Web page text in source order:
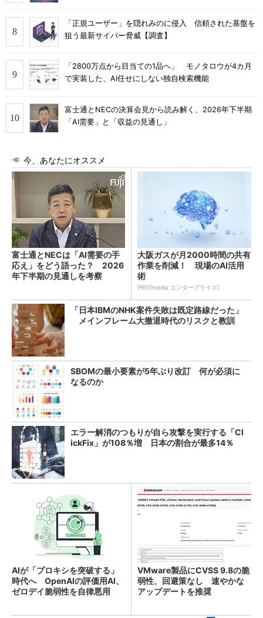
「正規ユーザー」を隠れみのに侵入 信頼された基盤を
狙う最新サイバー脅威【調査】
「2800万点から目当ての1品へ」 モノタロウが4カ月
で実装した、AI任せにしない独自検索機能
富士通とNECの決算会見から読み解く、2026年下半期
「AI需要」と「収益の見通し」
今、あなたにオススメ
富士通とNECは「AI需要の手
応え」をどう語った？ 2026
年下半期の見通しを考察
大阪ガスが月2000時間の共有
作業を削減！ 現場のAI活用
術
PR(ITmedia エンタープライズ)
「日本IBMのNHK案件失敗は既定路線だった」
メインフレーム大撤退時代のリスクと教訓
SBOMの最小要素が5年ぶり改訂 何が必須に
なるのか
エラー解消のつもりが自ら攻撃を実行する「Cl
ickFix」が108％増 日本の割合が最多14％
AIが「プロキシを突破する」
時代へ OpenAIの評価用AI、
ゼロデイ脆弱性を自律悪用
VMware製品にCVSS 9.8の脆
弱性、回避策なし 速やかな
アップデートを推奨